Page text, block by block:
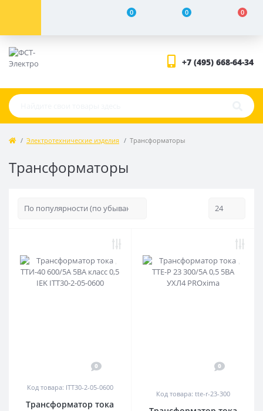
0 0 0
+7 (495) 668-64-34
Электротехнические изделия Трансформаторы
Трансформаторы
0
Код товара: ITT30-2-05-0600
Трансформатор тока
0
Код товара: tte-r-23-300